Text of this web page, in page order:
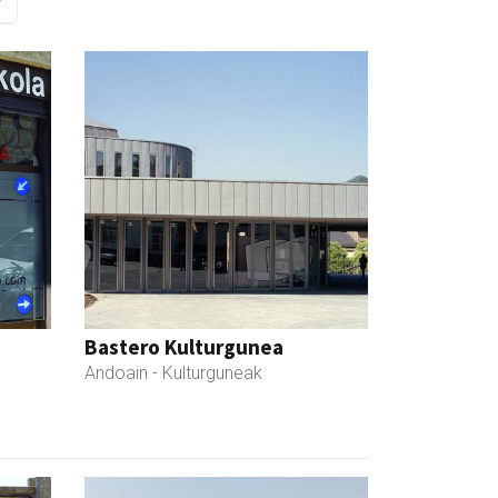
Bastero Kulturgunea
Andoain - Kulturguneak